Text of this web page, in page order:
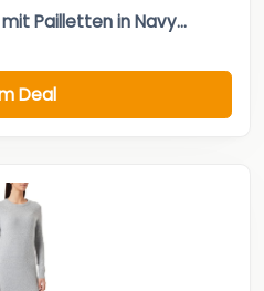
Pailletten in Navy...
Deal